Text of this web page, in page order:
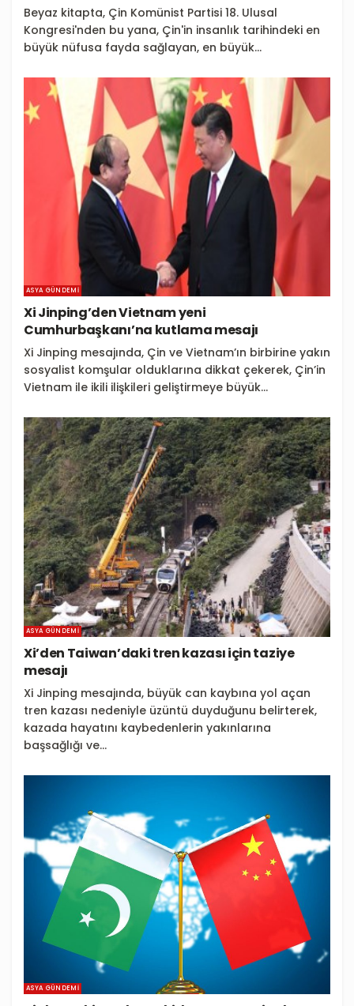
Beyaz kitapta, Çin Komünist Partisi 18. Ulusal
Kongresi'nden bu yana, Çin'in insanlık tarihindeki en
büyük nüfusa fayda sağlayan, en büyük...
ASYA GÜNDEMI
Xi Jinping’den Vietnam yeni
Cumhurbaşkanı’na kutlama mesajı
Xi Jinping mesajında, Çin ve Vietnam’ın birbirine yakın
sosyalist komşular olduklarına dikkat çekerek, Çin’in
Vietnam ile ikili ilişkileri geliştirmeye büyük...
ASYA GÜNDEMI
Xi’den Taiwan’daki tren kazası için taziye
mesajı
Xi Jinping mesajında, büyük can kaybına yol açan
tren kazası nedeniyle üzüntü duyduğunu belirterek,
kazada hayatını kaybedenlerin yakınlarına
başsağlığı ve...
ASYA GÜNDEMI